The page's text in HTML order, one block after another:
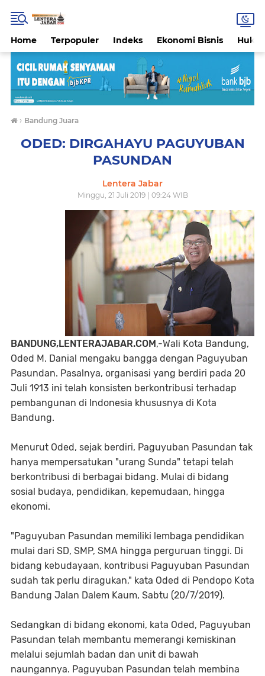
Home Terpopuler Indeks Ekonomi Bisnis
› Bandung Juara
ODED: DIRGAHAYU PAGUYUBAN
PASUNDAN
Lentera Jabar
Minggu, 21 Juli 2019 | 09:24 WIB
BANDUNG,LENTERAJABAR.COM,-Wali Kota Bandung,
Oded M. Danial mengaku bangga dengan Paguyuban
Pasundan. Pasalnya, organisasi yang berdiri pada 20
Juli 1913 ini telah konsisten berkontribusi terhadap
pembangunan di Indonesia khususnya di Kota
Bandung.
Menurut Oded, sejak berdiri, Paguyuban Pasundan tak
hanya mempersatukan "urang Sunda" tetapi telah
berkontribusi di berbagai bidang. Mulai di bidang
sosial budaya, pendidikan, kepemudaan, hingga
ekonomi.
"Paguyuban Pasundan memiliki lembaga pendidikan
mulai dari SD, SMP, SMA hingga perguruan tinggi. Di
bidang kebudayaan, kontribusi Paguyuban Pasundan
sudah tak perlu diragukan," kata Oded di Pendopo Kota
Bandung Jalan Dalem Kaum, Sabtu (20/7/2019).
Sedangkan di bidang ekonomi, kata Oded, Paguyuban
Pasundan telah membantu memerangi kemiskinan
melalui sejumlah badan dan unit di bawah
naungannya. Paguyuban Pasundan telah membina